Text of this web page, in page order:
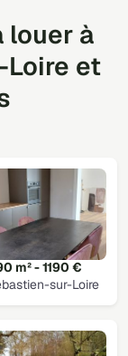
louer à
et
m² - 1190 €
sur-Loire